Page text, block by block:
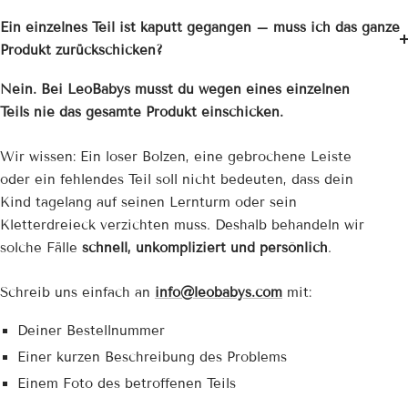
Ein einzelnes Teil ist kaputt gegangen – muss ich das ganze
Produkt zurückschicken?
Nein. Bei LeoBabys musst du wegen eines einzelnen
Teils nie das gesamte Produkt einschicken.
Wir wissen: Ein loser Bolzen, eine gebrochene Leiste
oder ein fehlendes Teil soll nicht bedeuten, dass dein
Kind tagelang auf seinen Lernturm oder sein
Kletterdreieck verzichten muss. Deshalb behandeln wir
solche Fälle schnell, unkompliziert und persönlich.
Schreib uns einfach an info@leobabys.com mit:
Deiner Bestellnummer
Einer kurzen Beschreibung des Problems
Einem Foto des betroffenen Teils